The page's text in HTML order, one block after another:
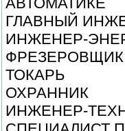
ГЛАВНЫЙ
ИНЖЕНЕР-
ФРЕЗЕРОВЩИК
ТОКАРЬ
ОХРАННИК
ИНЖЕНЕР-